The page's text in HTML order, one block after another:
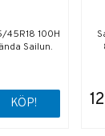
45R18 100H
Sailun.
KÖP!